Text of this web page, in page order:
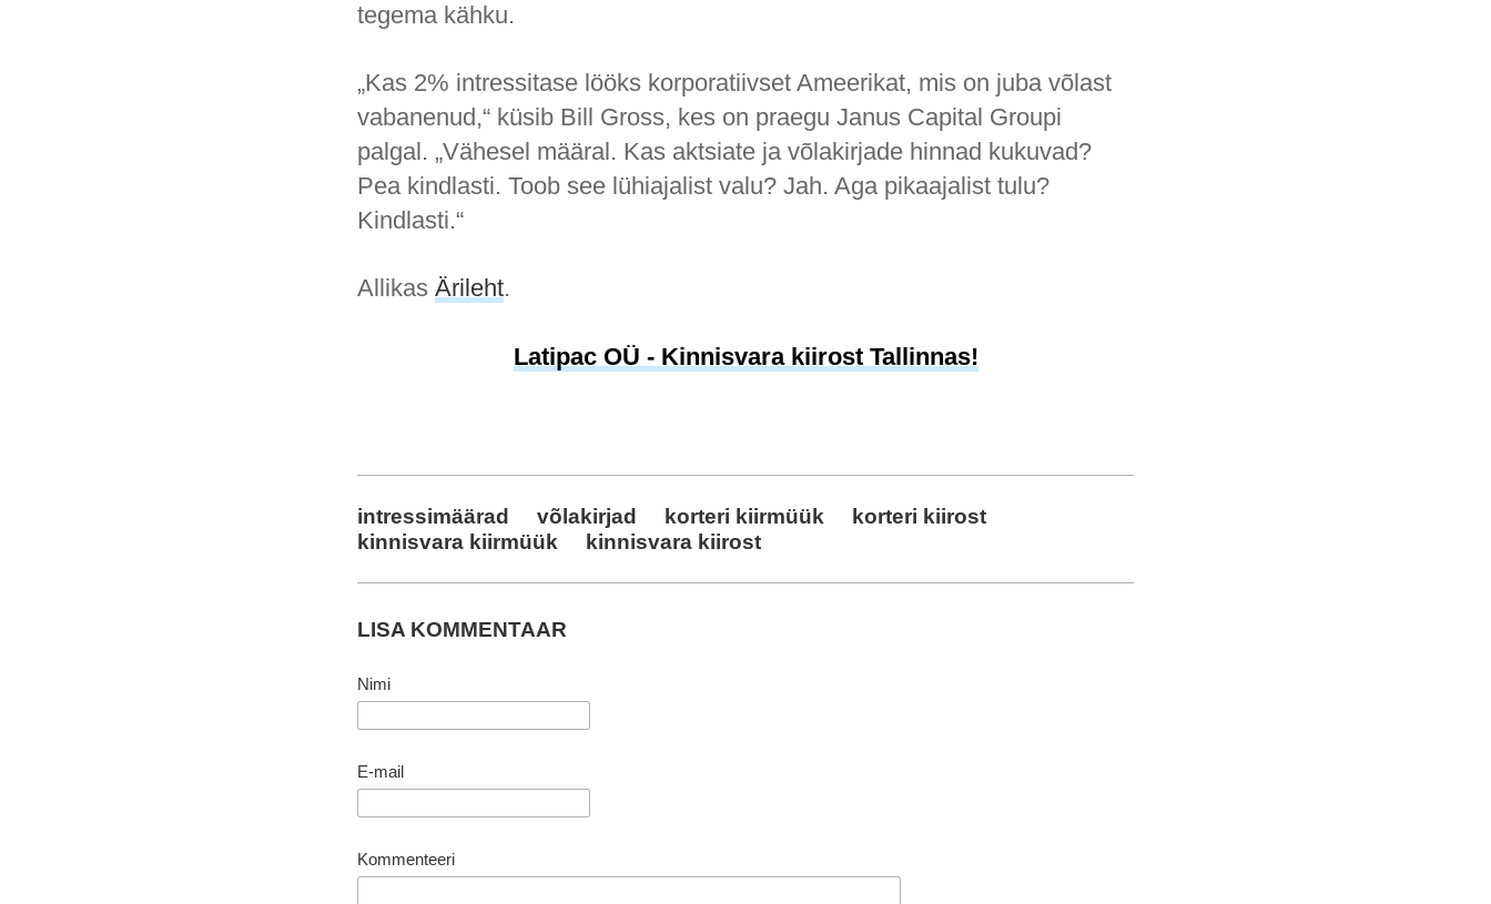
tegema kähku.
„Kas 2% intressitase lööks korporatiivset Ameerikat, mis on juba võlast
vabanenud,“ küsib Bill Gross, kes on praegu Janus Capital Groupi
palgal. „Vähesel määral. Kas aktsiate ja võlakirjade hinnad kukuvad?
Pea kindlasti. Toob see lühiajalist valu? Jah. Aga pikaajalist tulu?
Kindlasti.“
AllikasÄrileht.
Latipac OÜ - Kinnisvara kiirost Tallinnas!
intressimäärad võlakirjad korteri kiirmüük
korteri kiirost
kinnisvara kiirmüük
kinnisvara kiirost
LISA KOMMENTAAR
Nimi
E-mail
Kommenteeri